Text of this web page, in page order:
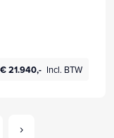
€ 21.940,- Incl. BTW
›